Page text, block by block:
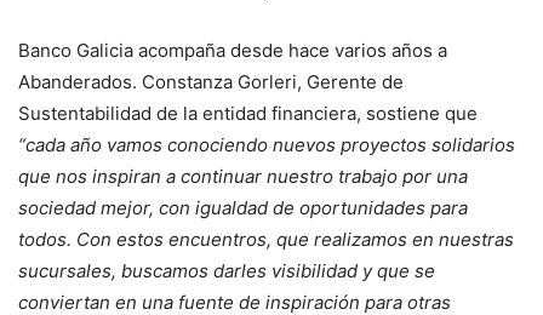
Banco Galicia acompaña desde hace varios años a
Abanderados. Constanza Gorleri, Gerente de
Sustentabilidad de la entidad financiera, sostiene que
“cada año vamos conociendo nuevos proyectos solidarios
que nos inspiran a continuar nuestro trabajo por una
sociedad mejor, con igualdad de oportunidades para
todos. Con estos encuentros, que realizamos en nuestras
sucursales, buscamos darles visibilidad y que se
conviertan en una fuente de inspiración para otras